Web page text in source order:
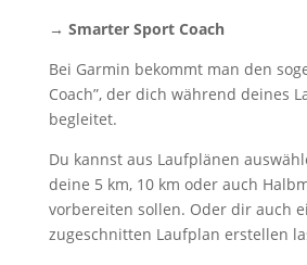
→ Smarter Sport Coach
Bei Garmin bekommt man den
Coach”, der dich während deines
begleitet.
Du kannst aus Laufplänen
deine 5 km, 10 km oder auch
vorbereiten sollen. Oder dir auch
zugeschnitten Laufplan erstellen